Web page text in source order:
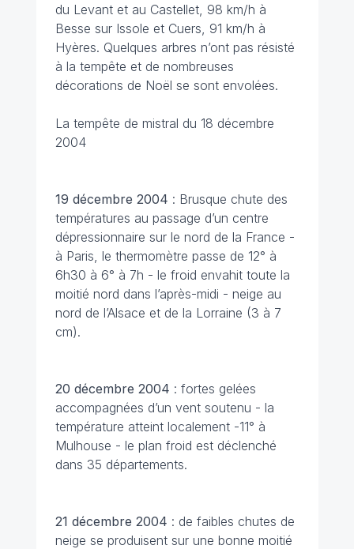
du Levant et au Castellet, 98 km/h à
Besse sur Issole et Cuers, 91 km/h à
Hyères. Quelques arbres n’ont pas résisté
à la tempête et de nombreuses
décorations de Noël se sont envolées.
La tempête de mistral du 18 décembre
2004
19 décembre 2004 : Brusque chute des
températures au passage d’un centre
dépressionnaire sur le nord de la France -
à Paris, le thermomètre passe de 12° à
6h30 à 6° à 7h - le froid envahit toute la
moitié nord dans l’après-midi - neige au
nord de l’Alsace et de la Lorraine (3 à 7
cm).
20 décembre 2004 : fortes gelées
accompagnées d’un vent soutenu - la
température atteint localement -11° à
Mulhouse - le plan froid est déclenché
dans 35 départements.
21 décembre 2004 : de faibles chutes de
neige se produisent sur une bonne moitié